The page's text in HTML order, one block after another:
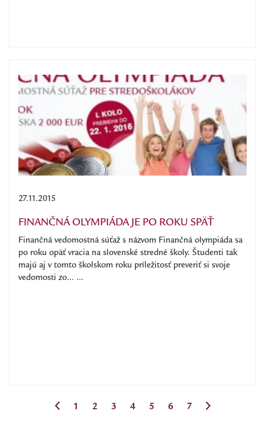
27.11.2015
FINANČNÁ OLYMPIÁDA JE PO ROKU SPÄŤ
Finančná vedomostná súťaž s názvom Finančná olympiáda sa
po roku opäť vracia na slovenské stredné školy. Študenti tak
majú aj v tomto školskom roku príležitosť preveriť si svoje
vedomosti zo... ...
1 2 3 4 5 6 7